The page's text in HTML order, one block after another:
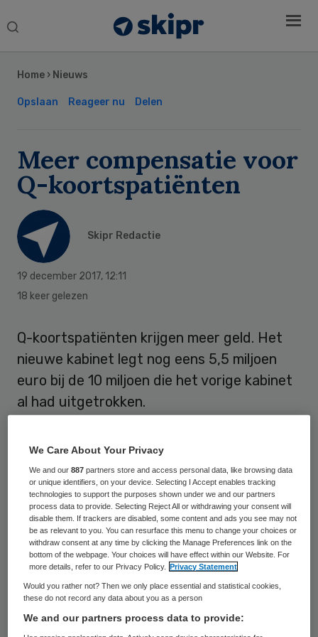
Search
Home › Nieuws
Opslaan Reageer nu Delen
Meer compensatie voor
Q-koortspatiënten
Skipr Redactie
19 december 2017, 12:11
18 keer gelezen
Q-koortspatiënten krijgen meer geld. Het
nieuwe kabinet legt nog eens 5,5 miljoen
euro bij de 10 miljoen die het vorige kabinet
al had uitgetrokken.
opgelopen als nabestaanden van mensen
die aan de ziekte zijn bezweken komen
waarschijnlijk in aanmerking voor een
“financiële tegemoetkoming”, schrijft
minister Bruno Bruins (Medische Zorg) aan
de Tweede Kamer. Hij werkt zijn plan nu uit
in overleg met de patiënten en andere
betrokkenen. Patiënten klaagden eerder
dat 10 miljoen euro te weinig was.
Sidebar
We Care About Your Privacy
We and our887 partners store and access personal data, like browsing data
or unique identifiers, on your device. Selecting I Accept enables tracking
technologies to support the purposes shown under we and our partners
process data to provide. Selecting Reject All or withdrawing your consent will
disable them. If trackers are disabled, some content and ads you see may not
be as relevant to you. You can resurface this menu to change your choices or
withdraw consent at any time by clicking the Manage Preferences link on the
bottom of the webpage. Your choices will have effect within our Website. For
more details, refer to our Privacy Policy.
Privacy Statement
Would you rather not? Then we only place essential and statistical cookies,
these do not record any data about you as a person
We and our partners process data to provide: